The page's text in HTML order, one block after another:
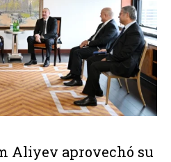
Aliyev aprovechó su